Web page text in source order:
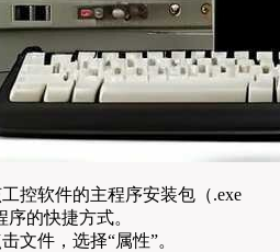
控软件的主程序安装包（.exe
的快捷方式。
文件，选择“属性”。